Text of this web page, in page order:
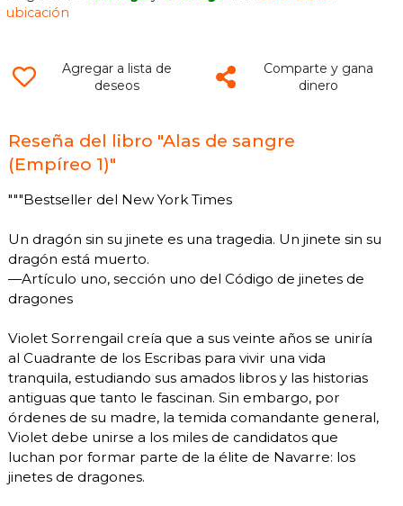
ubicación
Agregar a lista de
deseos
Comparte y gana
dinero
Reseña del libro "Alas de sangre
(Empíreo 1)"
"""Bestseller del New York Times
Un dragón sin su jinete es una tragedia. Un jinete sin su
dragón está muerto.
—Artículo uno, sección uno del Código de jinetes de
dragones
Violet Sorrengail creía que a sus veinte años se uniría
al Cuadrante de los Escribas para vivir una vida
tranquila, estudiando sus amados libros y las historias
antiguas que tanto le fascinan. Sin embargo, por
órdenes de su madre, la temida comandante general,
Violet debe unirse a los miles de candidatos que
luchan por formar parte de la élite de Navarre: los
jinetes de dragones.